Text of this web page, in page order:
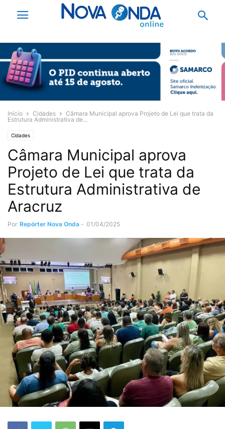
Início Cidades
Câmara Municipal aprova Projeto de Lei que trata da
Estrutura Administrativa de...
Cidades
Câmara Municipal aprova
Projeto de Lei que trata da
Estrutura Administrativa de
Aracruz
Por Repórter Nova Onda - 01/04/2025